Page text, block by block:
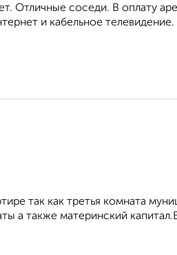
Отличные соседи. В оплату
и кабельное телевидение.
так как третья комната
а также материнский